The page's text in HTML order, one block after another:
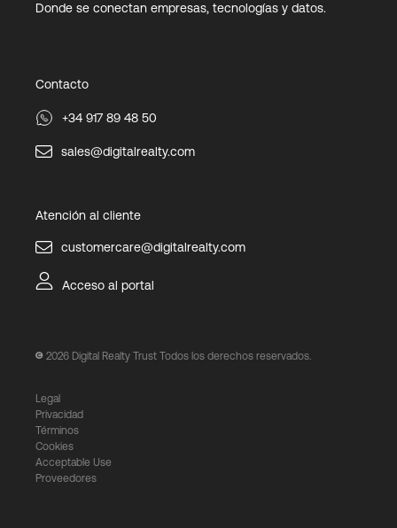
Donde se conectan empresas, tecnologías y datos.
Contacto
+34 917 89 48 50
sales@digitalrealty.com
Atención al cliente
customercare@digitalrealty.com
Acceso al portal
2026 Digital Realty Trust Todos los derechos reservados.
Legal
Privacidad
Términos
Cookies
Acceptable Use
Proveedores